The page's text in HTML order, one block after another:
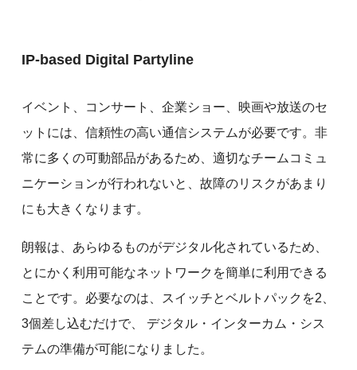
IP-based Digital Partyline
イベント、コンサート、企業ショー、映画や放送のセ
ットには、信頼性の高い通信システムが必要です。非
常に多くの可動部品があるため、適切なチームコミュ
ニケーションが行われないと、故障のリスクがあまり
にも大きくなります。
朗報は、あらゆるものがデジタル化されているため、
とにかく利用可能なネットワークを簡単に利用できる
ことです。必要なのは、スイッチとベルトパックを2、
3個差し込むだけで、 デジタル・インターカム・シス
テムの準備が可能になりました。